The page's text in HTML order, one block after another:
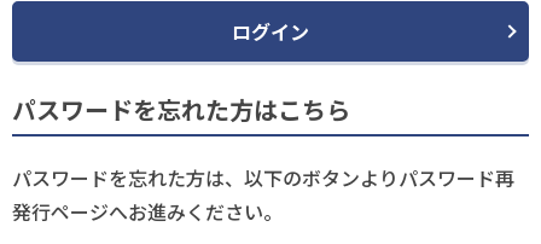
ログイン
パスワードを忘れた方はこちら
パスワードを忘れた方は、以下のボタンよりパスワード再
発行ページへお進みください。